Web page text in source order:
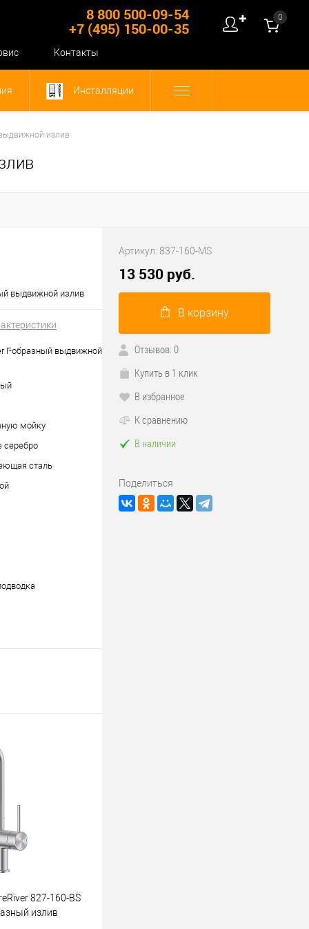
8 800 500-09-54
+7 (495) 150-00-35
Контакты
✚ 0
Инсталляции
излив
выдвижной излив
Г-образный выдвижной
мойку
серебро
сталь
827-160-BS
излив
Артикул: 837-160-MS
13 530 руб.
В корзину
Отзывов: 0
Купить в 1 клик
В избранное
К сравнению
В наличии
Поделиться